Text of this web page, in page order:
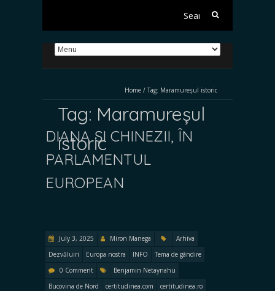
Search
Home / Tag: Maramureșul istoric
Tag: Maramureșul
istoric
DIANA ȘI CHINEZII, ÎN
PARLAMENTUL
EUROPEAN
July 3, 2025 Miron Manega
Arhiva
Dezvăluiri
Europa nostra INFO
Tema de gândire
0 Comment
Benjamin Netaynahu
Bucovina de Nord
certitudinea.com
certitudinea.ro